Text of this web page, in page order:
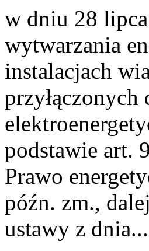
w dniu 28
wytwarzania
instalacjach
podstawie art.
Prawo
późn. zm.,
ustawy z dnia...